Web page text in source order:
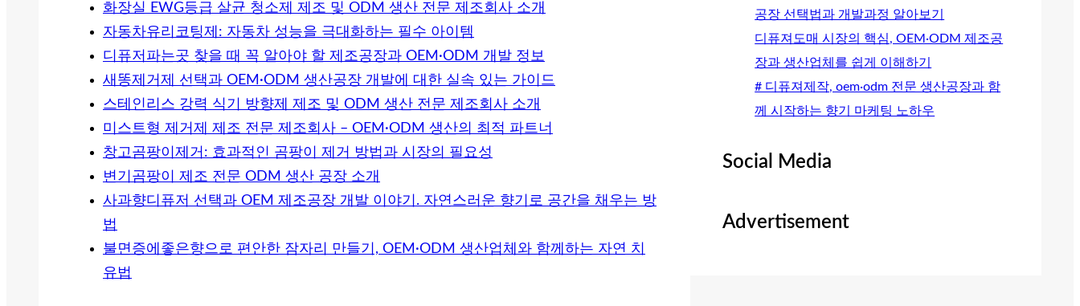
화장실 EWG등급 살균 청소제 제조 및 ODM 생산 전문 제조회사 소개
자동차유리코팅제: 자동차 성능을 극대화하는 필수 아이템
디퓨저파는곳 찾을 때 꼭 알아야 할 제조공장과 OEM·ODM 개발 정보
새똥제거제 선택과 OEM·ODM 생산공장 개발에 대한 실속 있는 가이드
스테인리스 강력 식기 방향제 제조 및 ODM 생산 전문 제조회사 소개
미스트형 제거제 제조 전문 제조회사 – OEM·ODM 생산의 최적 파트너
창고곰팡이제거: 효과적인 곰팡이 제거 방법과 시장의 필요성
변기곰팡이 제조 전문 ODM 생산 공장 소개
사과향디퓨저 선택과 OEM 제조공장 개발 이야기. 자연스러운 향기로 공간을 채우는 방
법
불면증에좋은향으로 편안한 잠자리 만들기, OEM·ODM 생산업체와 함께하는 자연 치
유법
공장 선택법과 개발과정 알아보기
디퓨져도매 시장의 핵심, OEM·ODM 제조공
장과 생산업체를 쉽게 이해하기
# 디퓨져제작, oem·odm 전문 생산공장과 함
께 시작하는 향기 마케팅 노하우
Social Media
Advertisement